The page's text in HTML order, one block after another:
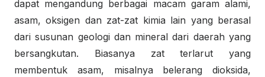
dapat mengandung berbagai macam garam alami,
asam, oksigen dan zat-zat kimia lain yang berasal
dari susunan geologi dan mineral dari daerah yang
bersangkutan. Biasanya zat terlarut yang
membentuk asam, misalnya belerang dioksida,